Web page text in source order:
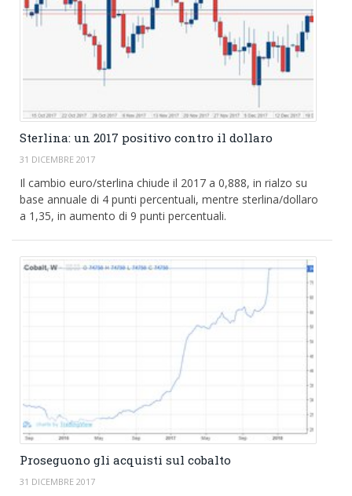
Sterlina: un 2017 positivo contro il dollaro
31 DICEMBRE 2017
Il cambio euro/sterlina chiude il 2017 a 0,888, in rialzo su
base annuale di 4 punti percentuali, mentre sterlina/dollaro
a 1,35, in aumento di 9 punti percentuali.
Proseguono gli acquisti sul cobalto
31 DICEMBRE 2017